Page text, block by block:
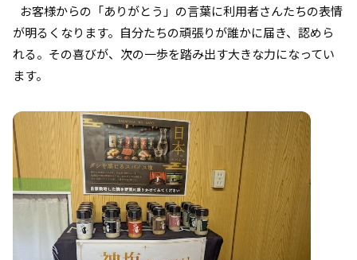
お客様からの「ありがとう」の言葉に利用者さんたちの表情
が明るくなります。自分たちの頑張りが誰かに届き、認めら
れる。その喜びが、次の一歩を踏み出す大きな力になってい
ます。